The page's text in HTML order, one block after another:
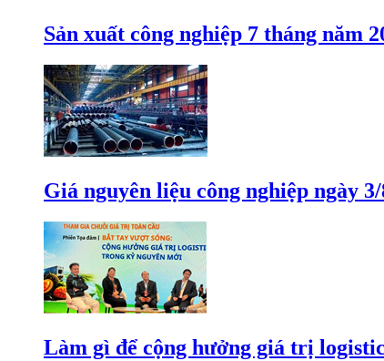
Sản xuất công nghiệp 7 tháng năm
Giá nguyên liệu công nghiệp ngày
Làm gì để cộng hưởng giá trị